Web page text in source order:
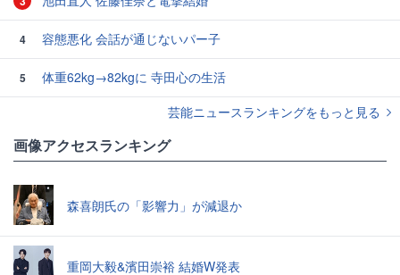
4 容態悪化 会話が通じないパー子
5
体重62kg→82kgに 寺田心の生活
芸能ニュースランキングをもっと見る
画像アクセスランキング
森喜朗氏の「影響力」が減退か
重岡大毅&濱田崇裕 結婚W発表